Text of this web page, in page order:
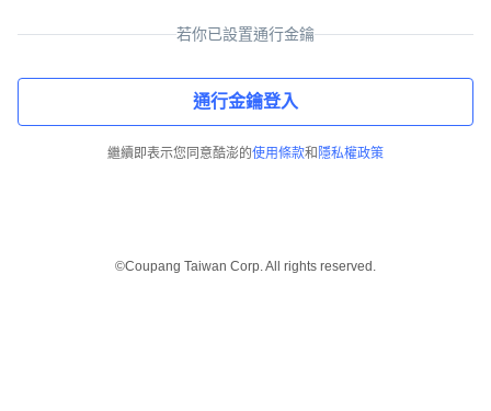
若你已設置通行金鑰
通行金鑰登入
繼續即表示您同意酷澎的使用條款和 隱私權政策
©Coupang Taiwan Corp. All rights reserved.